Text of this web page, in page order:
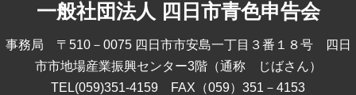
一般社団法人 四日市青色申告会
事務局 〒510－0075 四日市市安島一丁目３番１８号 四日
市市地場産業振興センター3階（通称 じばさん）
TEL(059)351-4159 FAX（059）351－4153